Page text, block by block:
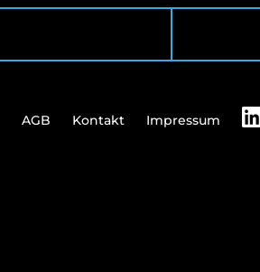
AGB Kontakt Impressum